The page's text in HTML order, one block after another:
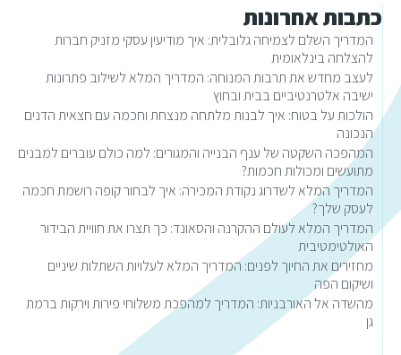
כתבות אחרונות
המדריך השלם לצמיחה גלובלית: איך מודיעין עסקי מזניק חברות
להצלחה בינלאומית
לעצב מחדש את תרבות המנוחה: המדריך המלא לשילוב פתרונות
ישיבה אלטרנטיביים בבית ובחוץ
הולכות על בטוח: איך לבנות מלתחה מנצחת וחכמה עם חצאית הדנים
הנכונה
המהפכה השקטה של ענף הבנייה והמגורים: למה כולם עוברים למבנים
מתועשים ומכולות חכמות?
המדריך המלא לשדרוג נקודת המכירה: איך לבחור קופה רושמת חכמה
לעסק שלך?
המדריך המלא לעולם ההקרנה והסאונד: כך תצרו את חוויית הבידור
האולטימטיבית
מחזירים את החיוך לפנים: המדריך המלא לעלויות השתלות שיניים
ושיקום הפה
מהשדה אל האורבניות: המדריך למהפכת משלוחי פירות וירקות ברמת
גן